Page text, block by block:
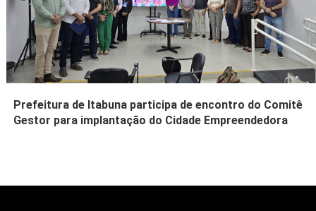
Prefeitura de Itabuna participa de encontro do Comitê
Gestor para implantação do Cidade Empreendedora